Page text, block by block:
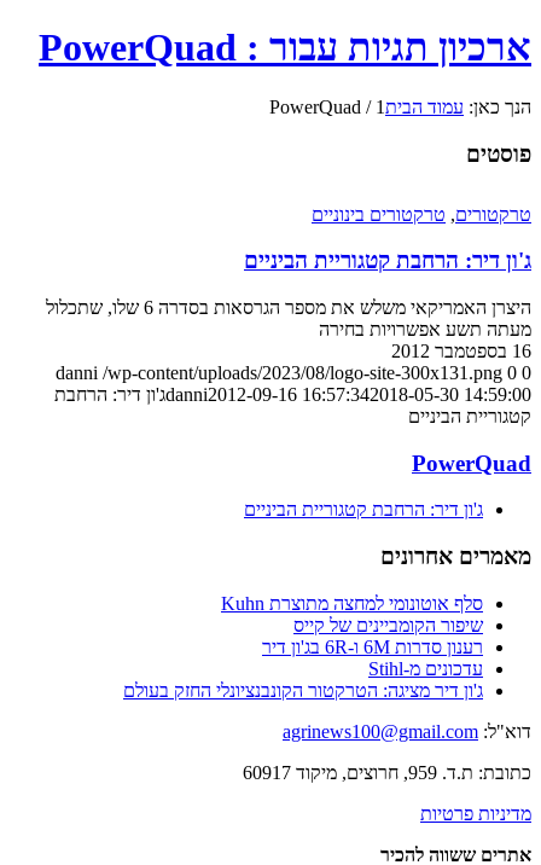
ארכיון תגיות עבור : PowerQuad
הנך כאן: עמוד הבית1
/
PowerQuad
פוסטים
טרקטורים, טרקטורים בינוניים
ג'ון דיר: הרחבת קטגוריית הביניים
היצרן האמריקאי משלש את מספר הגרסאות בסדרה 6 שלו, שתכלול
מעתה תשע אפשרויות בחירה
16 בספטמבר 2012
0
0
danni /wp-content/uploads/2023/08/logo-site-300x131.png
danni2012-09-16 16:57:342018-05-30 14:59:00
ג'ון דיר: הרחבת
קטגוריית הביניים
PowerQuad
ג'ון דיר: הרחבת קטגוריית הביניים
מאמרים אחרונים
סלף אוטונומי למחצה מתוצרת Kuhn
שיפור הקומביינים של קייס
רענון סדרות 6M ו-6R בג'ון דיר
עדכונים מ-Stihl
ג'ון דיר מציגה: הטרקטור הקונבנציונלי החזק בעולם
דוא"ל: agrinews100@gmail.com
כתובת: ת.ד. 959, חרוצים, מיקוד 60917
מדיניות פרטיות
אתרים ששווה להכיר